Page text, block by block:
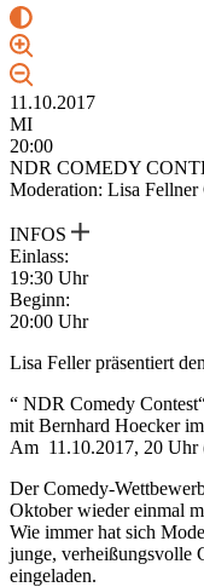
11.10.2017
MI
20:00
NDR COMEDY
Moderation: Lisa Fellner
INFOS
Einlass:
19:30 Uhr
Beginn:
20:00 Uhr
Lisa Feller präsentiert
“ NDR Comedy
mit Bernhard Hoecker
Am 11.10.2017, 20 Uhr
Der Comedy-
Oktober wieder einmal
Wie immer hat sich
junge, verheißungsvolle
eingeladen.